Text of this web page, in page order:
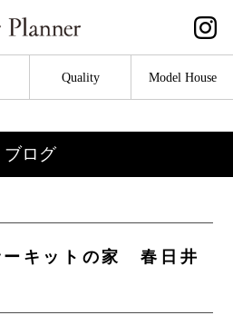
Quality Model House
ブログ
キットの家 春日井